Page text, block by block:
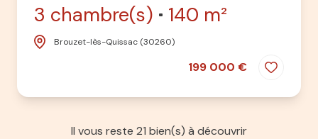
3 chambre(s)
140 m²
Brouzet-lès-Quissac (30260)
199 000 €
Il vous reste 21 bien(s) à découvrir